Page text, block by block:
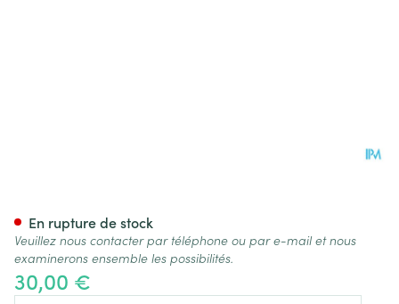
30,00 €
En rupture de stock
Veuillez nous contacter par téléphone ou par e-mail et nous
examinerons ensemble les possibilités.